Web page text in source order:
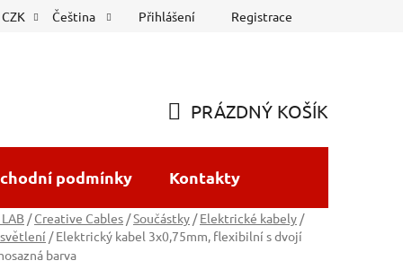
CZK Čeština Přihlášení Registrace
KOŠÍK
PRÁZDNÝ KOŠÍK
podmínky Kontakty
/ Creative Cables /Součástky / Elektrické kabely /
/ Elektrický kabel 3x0,75mm, flexibilní s dvojí
barva